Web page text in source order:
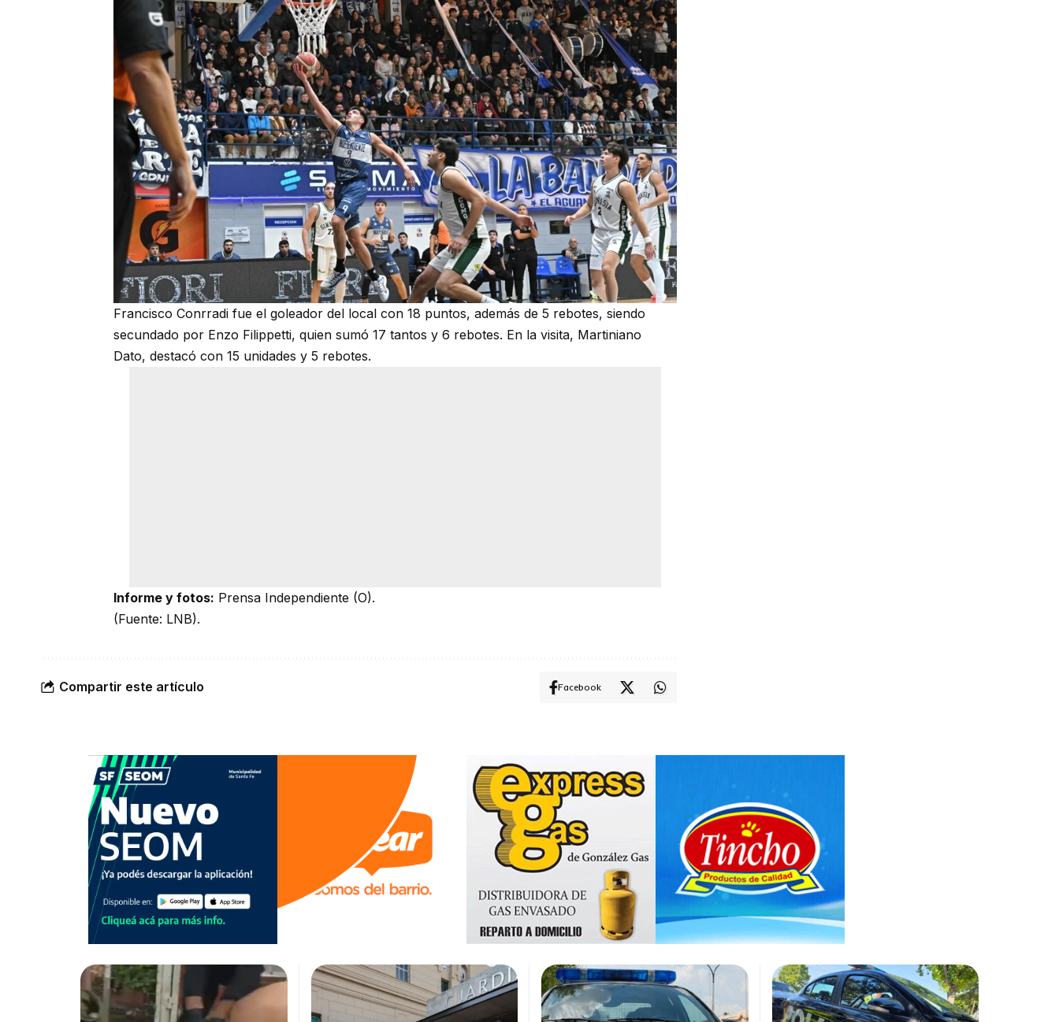
Francisco Conrradi fue el goleador del local con 18 puntos, además de 5 rebotes, siendo
secundado por Enzo Filippetti, quien sumó 17 tantos y 6 rebotes. En la visita, Martiniano
Dato, destacó con 15 unidades y 5 rebotes.
Informe y fotos: Prensa Independiente (O).
(Fuente: LNB).
Compartir este artículo Facebook